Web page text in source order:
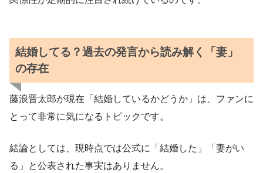
結婚してる？過去の発言から読み解く「妻」
の存在
藤浪晋太郎が現在「結婚しているかどうか」は、ファンに
とって非常に気になるトピックです。
結論としては、現時点では公式に「結婚した」「妻がい
る」と公表された事実はありません。